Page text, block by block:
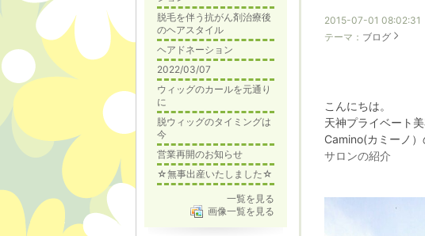
2015-07-01 08:02:31
テーマ： ブログ
こんにちは。
天神プライベート
Camino(カミーノ）
サロンの紹介
脱毛を伴う抗がん剤治療後
のヘアスタイル
ヘアドネーション
2022/03/07
ウィッグのカールを元通り
に
脱ウィッグのタイミングは
今
営業再開のお知らせ
☆無事出産いたしました☆
一覧を見る
画像一覧を見る